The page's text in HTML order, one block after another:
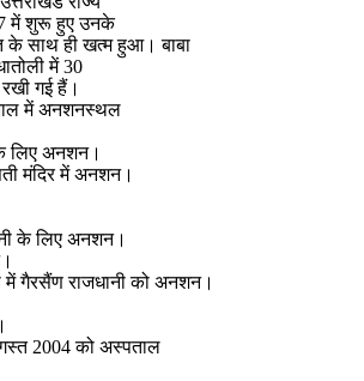
में शुरू हुए उनके
साथ ही खत्म हुआ। बाबा
में 30
गई हैं।
में अनशनस्थल
लिए अनशन।
मंदिर में अनशन।
के लिए अनशन।
में गैरसैंण राजधानी को अनशन।
2004 को अस्पताल